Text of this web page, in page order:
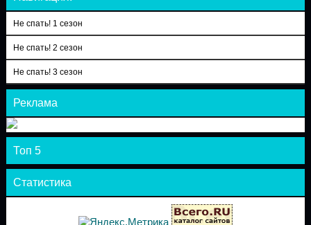
Не спать! 1 сезон
Не спать! 2 сезон
Не спать! 3 сезон
Реклама
Топ 5
Статистика